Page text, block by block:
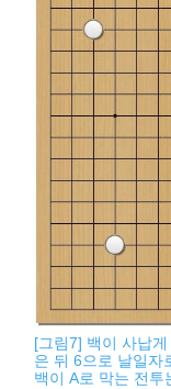
[그림7] 백이 사납
은 뒤 6으로 날일자
백이 A로 막는 전투